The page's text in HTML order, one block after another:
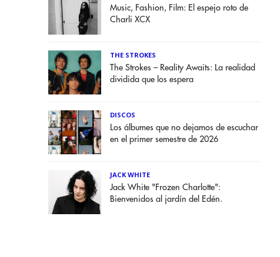
Music, Fashion, Film: El espejo roto de
Charli XCX
THE STROKES
The Strokes – Reality Awaits: La realidad
dividida que los espera
DISCOS
Los álbumes que no dejamos de escuchar
en el primer semestre de 2026
JACK WHITE
Jack White "Frozen Charlotte":
Bienvenidos al jardín del Edén.